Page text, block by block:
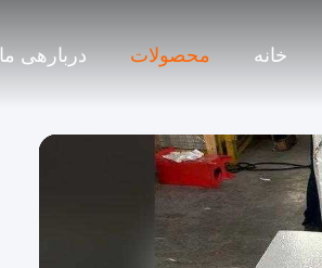
خانه محصولات دربارهی ما